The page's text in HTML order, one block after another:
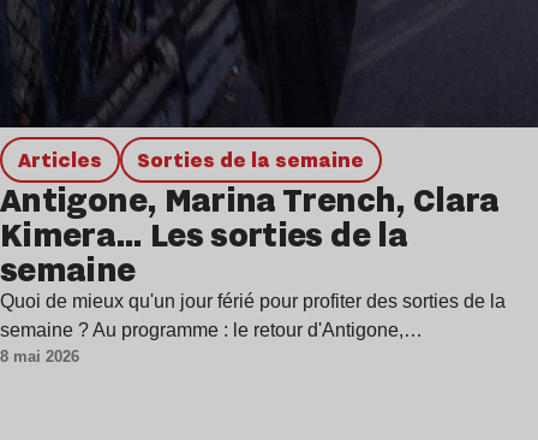
Articles Sorties de la semaine
Antigone, Marina Trench, Clara
Kimera… Les sorties de la
semaine
Quoi de mieux qu'un jour férié pour profiter des sorties de la
semaine ? Au programme : le retour d'Antigone,…
8 mai 2026